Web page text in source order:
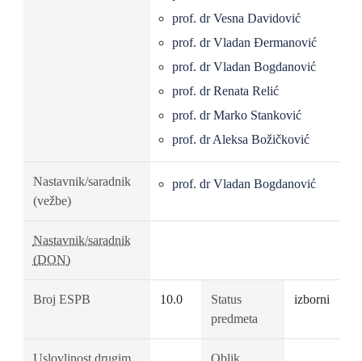
prof. dr Vesna Davidović
prof. dr Vladan Đermanović
prof. dr Vladan Bogdanović
prof. dr Renata Relić
prof. dr Marko Stanković
prof. dr Aleksa Božičković
Nastavnik/saradnik
(vežbe)
prof. dr Vladan Bogdanović
Nastavnik/saradnik
(DON)
Broj ESPB 10.0
Status
predmeta
izborni
Uslovljnost drugim
Oblik